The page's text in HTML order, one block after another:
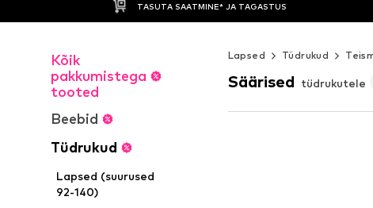
TASUTA SAATMINE* JA TAGASTUS
Kõik
pakkumistega
tooted
Beebid
Tüdrukud
Lapsed (suurused
92-140)
Lapsed Tüdrukud
Säärised tüdrukutele